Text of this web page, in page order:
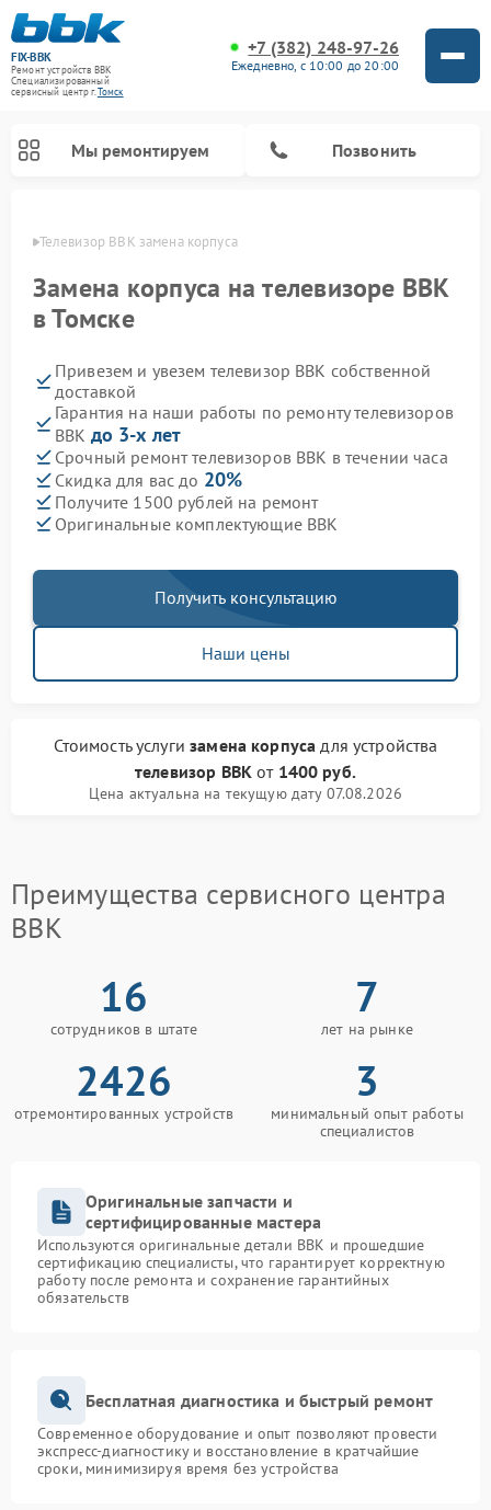
FIX-BBK
Ремонт устройств BBK
Специализированный
cервисный центр г.Томск
+7 (382) 248-97-26
Ежедневно, с 10:00 до 20:00
Мы ремонтируем Позвонить
Телевизор BBK замена корпуса
Замена корпуса на телевизоре BBK
в Томске
Привезем и увезем телевизор BBK собственной
доставкой
Гарантия на наши работы по ремонту телевизоров
BBK до 3-х лет
Срочный ремонт телевизоров BBK в течении часа
Скидка для вас до 20%
Получите 1500 рублей на ремонт
Оригинальные комплектующие BBK
Получить консультацию
Наши цены
Стоимость услугизамена корпуса для устройства
телевизор BBKот 1400 руб.
Цена актуальна на текущую дату 07.08.2026
Преимущества сервисного центра
BBK
16
сотрудников в штате
7
лет на рынке
2426
отремонтированных устройств
3
минимальный опыт работы
специалистов
Оригинальные запчасти и
сертифицированные мастера
Используются оригинальные детали BBK и прошедшие
сертификацию специалисты, что гарантирует корректную
работу после ремонта и сохранение гарантийных
обязательств
Бесплатная диагностика и быстрый ремонт
Современное оборудование и опыт позволяют провести
экспресс-диагностику и восстановление в кратчайшие
сроки, минимизируя время без устройства